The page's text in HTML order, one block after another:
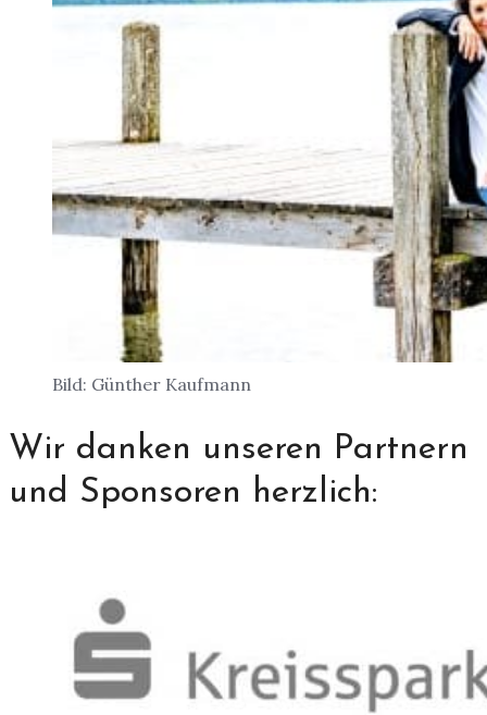
Bild: Günther Kaufmann
Wir danken unseren Partnern
und Sponsoren herzlich: